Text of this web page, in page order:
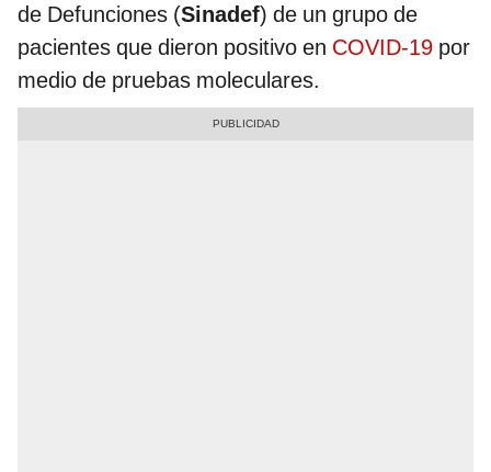
de Defunciones (Sinadef) de un grupo de
pacientes que dieron positivo en COVID-19 por
medio de pruebas moleculares.